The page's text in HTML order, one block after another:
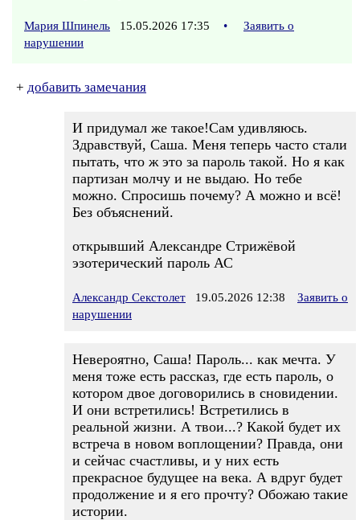
Мария Шпинель 15.05.2026 17:35 •
Заявить о
нарушении
+ добавить замечания
И придумал же такое!Сам удивляюсь.
Здравствуй, Саша. Меня теперь часто стали
пытать, что ж это за пароль такой. Но я как
партизан молчу и не выдаю. Но тебе
можно. Спросишь почему? А можно и всё!
Без объяснений.
открывший Александре Стрижёвой
эзотерический пароль АС
Александр Секстолет 19.05.2026 12:38
Заявить о
нарушении
Невероятно, Саша! Пароль... как мечта. У
меня тоже есть рассказ, где есть пароль, о
котором двое договорились в сновидении.
И они встретились! Встретились в
реальной жизни. А твои...? Какой будет их
встреча в новом воплощении? Правда, они
и сейчас счастливы, и у них есть
прекрасное будущее на века. А вдруг будет
продолжение и я его прочту? Обожаю такие
истории.